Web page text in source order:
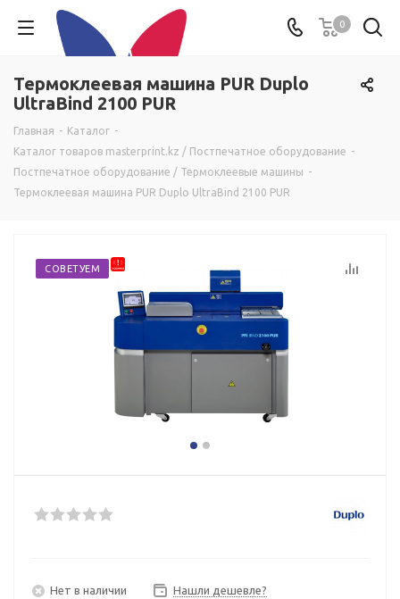
0
Термоклеевая машина PUR Duplo
UltraBind 2100 PUR
Главная - Каталог -
Каталог товаров masterprint.kz / Постпечатное оборудование -
Постпечатное оборудование / Термоклеевые машины -
Термоклеевая машина PUR Duplo UltraBind 2100 PUR
СОВЕТУЕМ
Нет в наличии Нашли дешевле?